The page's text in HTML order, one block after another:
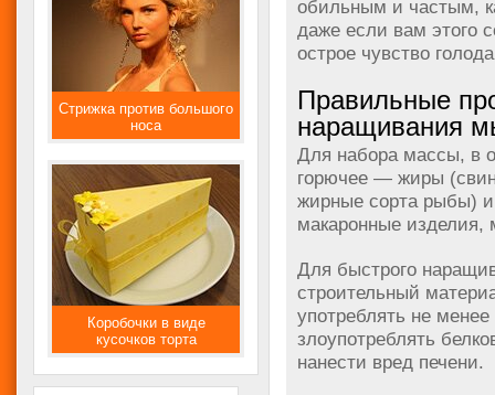
обильным и частым,
даже если вам этого
острое чувство
Правильные
наращивания
Для набора массы, в
горючее — жиры
жирные сорта рыбы)
макаронные
Для быстрого
строительный
употреблять не
злоупотреблять
нанести вред печени.
Стрижка против большого
носа
Коробочки в виде
кусочков торта